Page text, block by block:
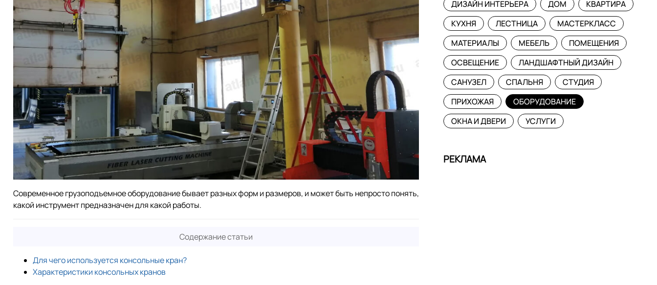
Современное грузоподъемное оборудование бывает разных форм и размеров, и может быть непросто понять,
какой инструмент предназначен для какой работы.
Содержание статьи
Для чего используется консольные кран?
Характеристики консольных кранов
ДИЗАЙН ИНТЕРЬЕРА
ДОМ
КВАРТИРА
КУХНЯ
ЛЕСТНИЦА
МАСТЕРКЛАСС
МАТЕРИАЛЫ
МЕБЕЛЬ
ПОМЕЩЕНИЯ
ОСВЕЩЕНИЕ
ЛАНДШАФТНЫЙ ДИЗАЙН
САНУЗЕЛ
СПАЛЬНЯ
СТУДИЯ
ПРИХОЖАЯ
ОБОРУДОВАНИЕ
ОКНА И ДВЕРИ
УСЛУГИ
РЕКЛАМА